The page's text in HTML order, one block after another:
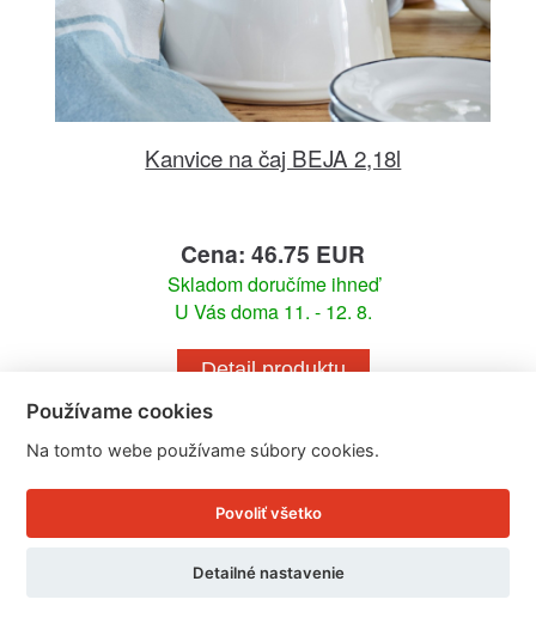
Kanvice na čaj BEJA 2,18l
Cena: 46.75 EUR
Skladom doručíme ihneď
U Vás doma 11. - 12. 8.
Detail produktu
Používame cookies
Na tomto webe používame súbory cookies.
Povoliť všetko
Detailné nastavenie